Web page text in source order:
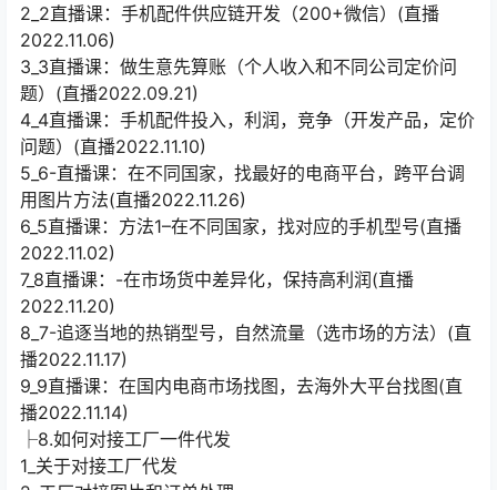
2_2直播课：手机配件供应链开发（200+微信）(直播
2022.11.06)
3_3直播课：做生意先算账（个人收入和不同公司定价问
题）(直播2022.09.21)
4_4直播课：手机配件投入，利润，竞争（开发产品，定价
问题）(直播2022.11.10)
5_6-直播课：在不同国家，找最好的电商平台，跨平台调
用图片方法(直播2022.11.26)
6_5直播课：方法1–在不同国家，找对应的手机型号(直播
2022.11.02)
7_8直播课：-在市场货中差异化，保持高利润(直播
2022.11.20)
8_7-追逐当地的热销型号，自然流量（选市场的方法）(直
播2022.11.17)
9_9直播课：在国内电商市场找图，去海外大平台找图(直
播2022.11.14)
├8.如何对接工厂一件代发
1_关于对接工厂代发